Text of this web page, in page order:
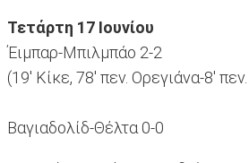
Τετάρτη 17 Ιουνίου
Έιμπαρ-Μπιλμπάο 2-2
(19' Κίκε, 78' πεν. Ορεγιάνα-8'
Βαγιαδολίδ-Θέλτα 0-0